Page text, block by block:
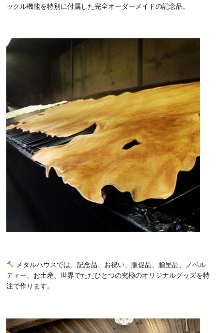
ックル機能を特別に付属した完全オーダーメイドの記念品。
メタルハウスでは、記念品、お祝い、販促品、贈呈品、ノベル
ティー、お土産、世界でただひとつの究極のオリジナルグッズを特
注で作ります。